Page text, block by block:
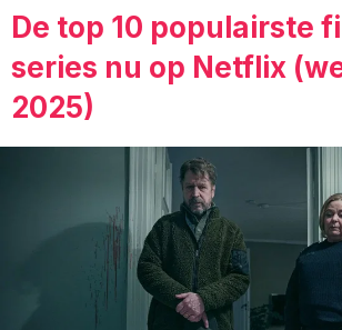
De top 10 populairste
series nu op Netflix
2025)